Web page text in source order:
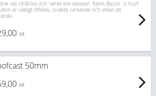
vid strålröta och 'white line disease'. Kevin Bacon´s hoof
är väldigt effektiv, snabbt verkande och enkel att
KR
50mm
KR